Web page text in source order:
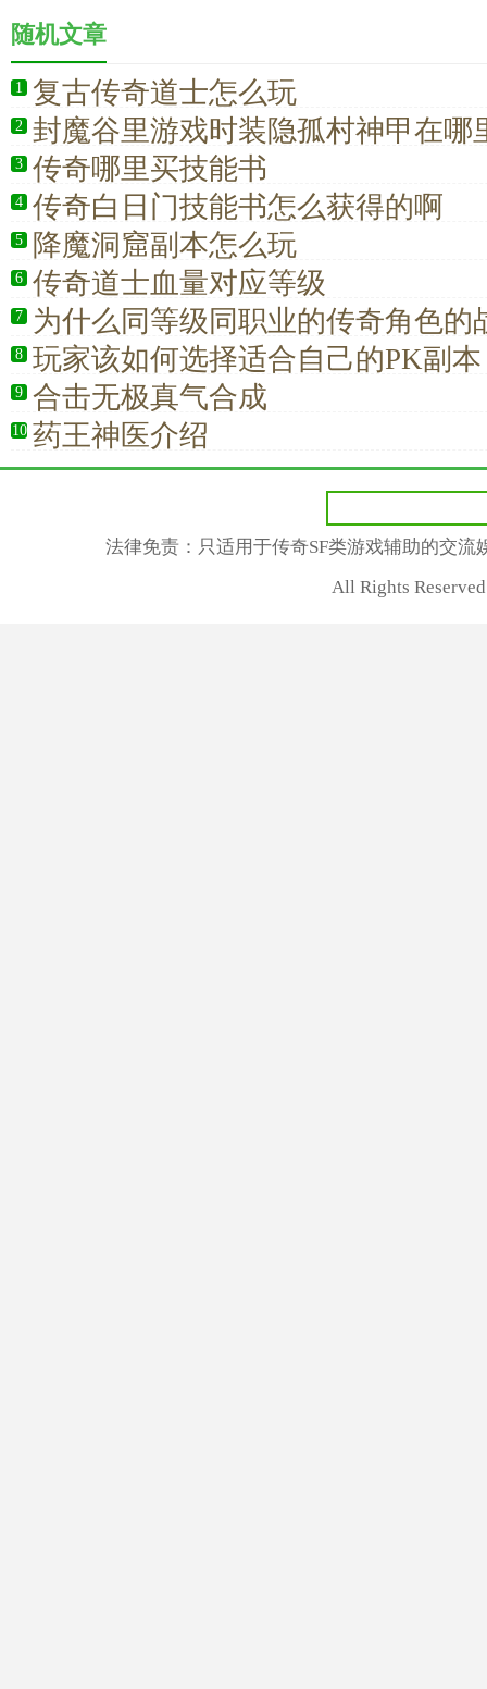
随机文章
1 复古传奇道士怎么玩
2 封魔谷里游戏时装隐孤村神甲在哪
3 传奇哪里买技能书
4 传奇白日门技能书怎么获得的啊
5 降魔洞窟副本怎么玩
6 传奇道士血量对应等级
7
为什么同等级同职业的传奇角色的
异呢？
8 玩家该如何选择适合自己的PK副本
9 合击无极真气合成
10 药王神医介绍
法律免责：只适用于传奇SF类游戏辅助的交
All Rights